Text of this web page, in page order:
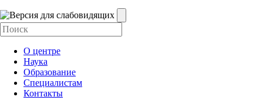
О центре
Наука
Образование
Специалистам
Контакты